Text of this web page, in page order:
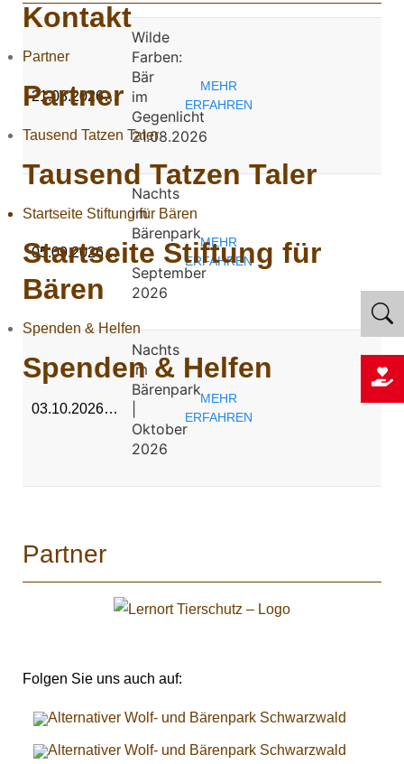
Kontakt
Partner
Partner
Tausend Tatzen Taler
Tausend Tatzen Taler
Startseite Stiftung für Bären
Startseite Stiftung für
Bären
Spenden & Helfen
Spenden & Helfen
21.08.2026…
Wilde
Farben:
Bär
im
Gegenlicht
21.08.2026
MEHR
ERFAHREN
05.09.2026…
Nachts
im
Bärenpark
|
September
2026
MEHR
ERFAHREN
03.10.2026…
Nachts
im
Bärenpark
Oktober
2026
MEHR
ERFAHREN
Partner
Folgen Sie uns auch auf: